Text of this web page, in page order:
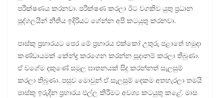
පරීක්ෂණය කරනවා. පරීක්ෂණ කරලා ඊට වගකිව යුතු ප්‍රධාන
පුද්ගලයින් නීතිය ඉදිරියට ගේන්න අපි කටයුතු කරනවා.
පාස්කු ප්‍රහාරයට පෙර මේ ප්‍රහාරය එක්කෝ උතුරු පළාතේ හමුදා
කණ්ඩායමක් කේන්ද්‍ර කරගෙන කරන්න සූදානම් කරලා තිබුණා.
ඒ වගේම දකුණේ සමූල ඝාතනයක් සිදු කරන්නත් සැලසුම්
කරලා තිබුණා. පසුව මොවුන් ඒ සැලසුම් දෙකම අතහැරලා තමයි
පාස්කු ඉරුදින ප්‍රහාරය එල්ල කිරීමට අවශ්‍ය කටයුතු කළේ. මාස